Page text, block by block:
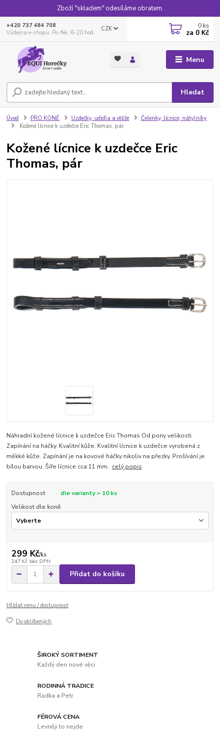
Zboží "skladem" odesíláme obratem.
Menu
CZK
Hledat
+420 737 484 708
Výdejna e-shopu: Po-Ne, 8-20 hod.
0 ks
za 0 Kč
Úvod PRO KONĚ Uzdečky, udidla a otěže
Čelenky, lícnice, nátylníky
Kožené lícnice k uzdečce Eric Thomas, pár
Kožené lícnice k uzdečce Eric
Thomas, pár
Náhradní kožené lícnice k uzdečce Eric Thomas Od pony velikosti
Zapínání na háčky. Kvalitní kůže. Kvalitní lícnice k uzdečce vyrobená z
měkké kůže. Zapínání je na kovové háčky nikoliv na přezky. Prošívání je
bílou barvou. Šíře lícnice cca 11 mm. celý popis
Dostupnost
dle varianty > 10 ks
Velikost dle koně
299 Kč/ks
247 Kč bez DPH
Přidat do košíku
Hlídat cenu / dostupnost
Do oblíbených
ŠIROKÝ SORTIMENT
Každý den nové věci
RODINNÁ TRADICE
Radka a Petr
FÉROVÁ CENA
Levněji to nejde